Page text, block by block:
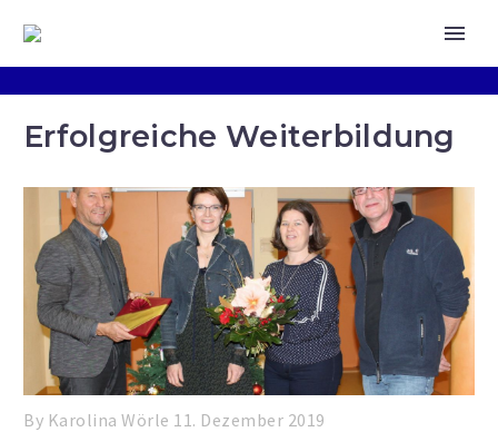
Erfolgreiche Weiterbildung
By Karolina Wörle 11. Dezember 2019